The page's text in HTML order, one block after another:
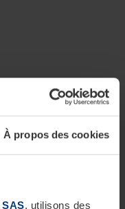
À propos des cookies
, utilisons des